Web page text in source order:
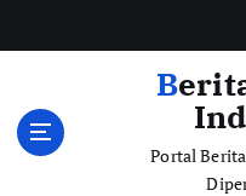
Berita Seputar
Portal